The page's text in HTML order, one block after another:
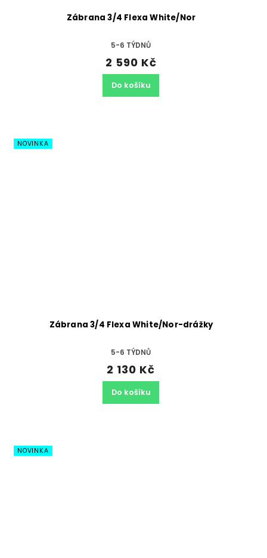
Zábrana 3/4 Flexa White/Nor
5-6 TÝDNŮ
2 590 Kč
Do košíku
NOVINKA
Zábrana 3/4 Flexa White/Nor-drážky
5-6 TÝDNŮ
2 130 Kč
Do košíku
NOVINKA